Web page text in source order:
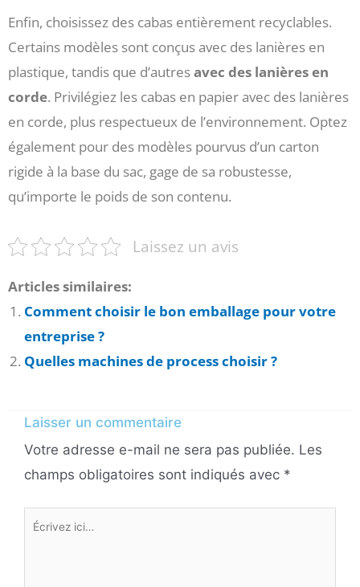
Enfin, choisissez des cabas entièrement recyclables.
Certains modèles sont conçus avec des lanières en
plastique, tandis que d’autresavec des lanières en
corde. Privilégiez les cabas en papier avec des lanières
en corde, plus respectueux de l’environnement. Optez
également pour des modèles pourvus d’un carton
rigide à la base du sac, gage de sa robustesse,
qu’importe le poids de son contenu.
Laissez un avis
Articles similaires:
Comment choisir le bon emballage pour votre
entreprise ?
Quelles machines de process choisir ?
Laisser un commentaire
Votre adresse e-mail ne sera pas publiée. Les
champs obligatoires sont indiqués avec *
Écrivez